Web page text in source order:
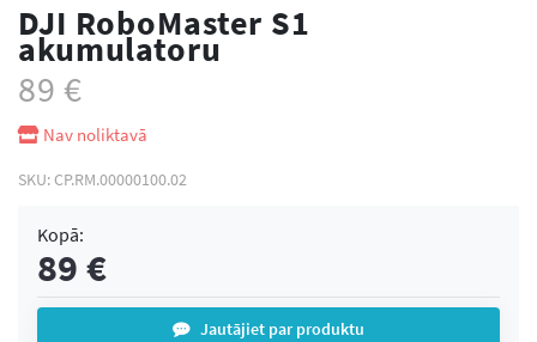
DJI RoboMaster S1
akumulatoru
89 €
Nav noliktavā
SKU: CP.RM.00000100.02
Kopā:
89 €
Jautājiet par produktu